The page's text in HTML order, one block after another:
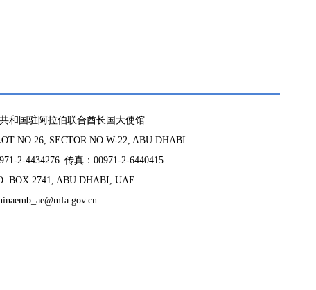
和国驻阿拉伯联合酋长国大使馆
NO.26, SECTOR NO.W-22, ABU DHABI
2-4434276 传真：00971-2-6440415
BOX 2741, ABU DHABI, UAE